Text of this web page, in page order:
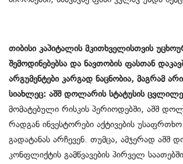
თიბისი კაპიტალის მკითხველისთვის
შემოდინებებსა და ნავთობის ფასთან
არგუმენტები კარგად ნაცნობია, მაგრამ
სიახლეც: აშშ დოლარის სტატუსის
მომატებული რისკის პერიოდებში, აშშ
რადგან ინვესტორები აქტივების
გადატანას არჩევენ. თუმცა, ამჯერად
კონფლიქტის გამწვავების პირველ